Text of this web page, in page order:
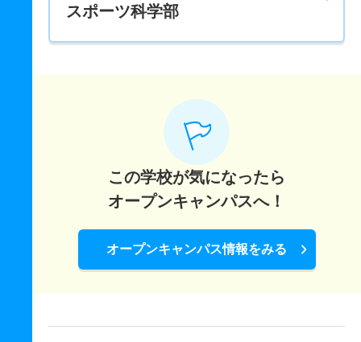
スポーツ科学部
この学校が気になったら
オープンキャンパスへ！
オープンキャンパス情報をみる